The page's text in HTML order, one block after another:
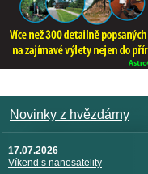
Novinky z hvězdárny
17.07.2026
Víkend s nanosatelity